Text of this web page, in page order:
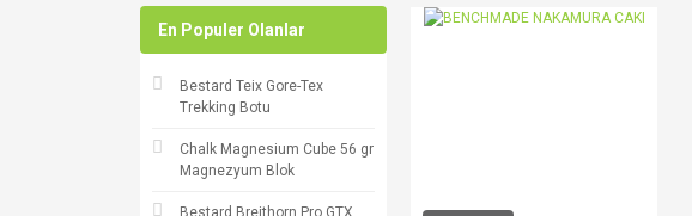
En Populer Olanlar
Bestard Teix Gore-Tex
Trekking Botu
Chalk Magnesium Cube 56 gr
Magnezyum Blok
Bestard Breithorn Pro GTX